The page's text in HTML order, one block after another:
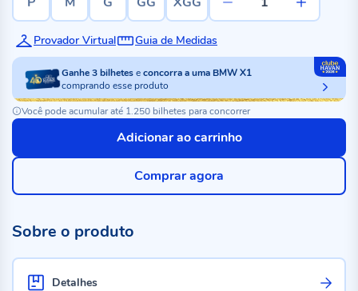
Provador Virtual Guia de Medidas
Ganhe3bilheteseconcorra a uma BMW X1
comprando esse produto
Você pode acumular até 1.250 bilhetes para concorrer
Adicionar ao carrinho
Comprar agora
Sobre o produto
Detalhes